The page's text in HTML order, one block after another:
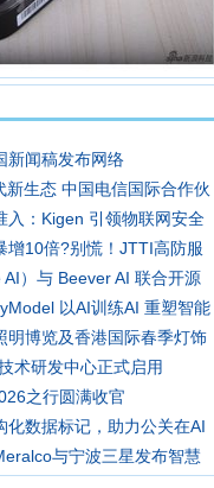
新闻稿发布网络
新生态 中国电信国际合作伙
入：Kigen 引领物联网安全
增10倍?别慌！JTTI高防服
）与 Beever AI 联合开源
以AI训练AI 重塑智能
明博览及香港国际春季灯饰
术研发中心正式启用
之行圆满收官
化数据标记，助力公关在AI
与宁波三星发布智慧